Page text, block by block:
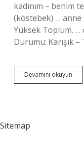
kadınım – benim
(köstebek) … anne
Yüksek Toplum. …
Durumu: Karışık –
Devamını okuyun
Hangi
Sitemap